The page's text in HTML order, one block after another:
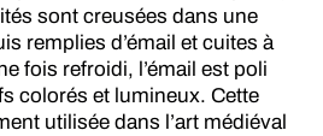
sont creusées dans une
remplies d’émail et cuites à
fois refroidi, l’émail est poli
colorés et lumineux. Cette
utilisée dans l’art médiéval